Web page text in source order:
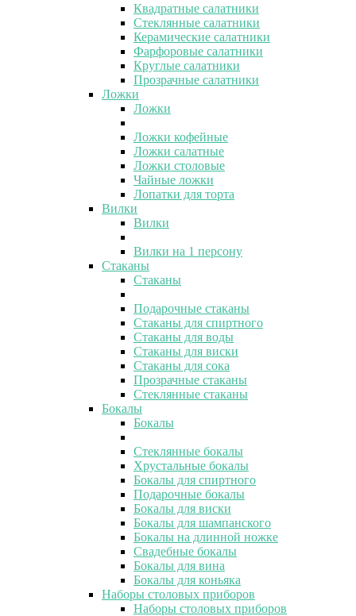
Квадратные салатники
Стеклянные салатники
Керамические салатники
Фарфоровые салатники
Круглые салатники
Прозрачные салатники
Ложки
Ложки
Ложки кофейные
Ложки салатные
Ложки столовые
Чайные ложки
Лопатки для торта
Вилки
Вилки
Вилки на 1 персону
Стаканы
Стаканы
Подарочные стаканы
Стаканы для спиртного
Стаканы для воды
Стаканы для виски
Стаканы для сока
Прозрачные стаканы
Стеклянные стаканы
Бокалы
Бокалы
Стеклянные бокалы
Хрустальные бокалы
Бокалы для спиртного
Подарочные бокалы
Бокалы для виски
Бокалы для шампанского
Бокалы на длинной ножке
Свадебные бокалы
Бокалы для вина
Бокалы для коньяка
Наборы столовых приборов
Наборы столовых приборов